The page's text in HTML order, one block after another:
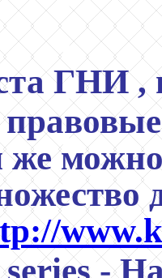
ГНИ ,
можно